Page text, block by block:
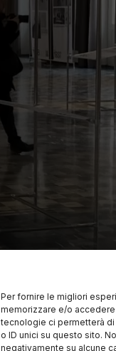
Per fornire le migliori
memorizzare e/o
tecnologie ci permetterà
o ID unici su questo sito.
negativamente su alcune